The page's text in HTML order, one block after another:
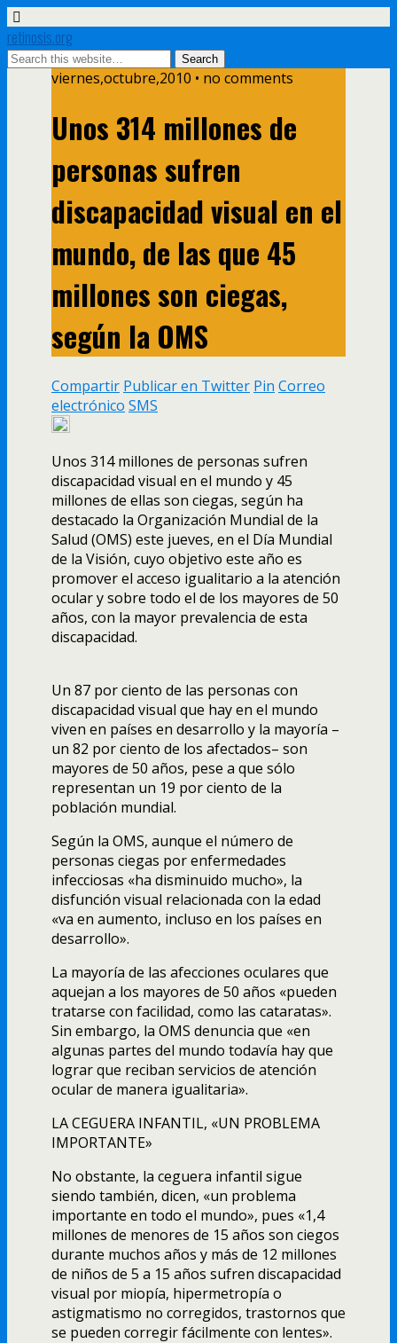
retinosis.org
viernes,octubre,2010 • no comments
Unos 314 millones de
personas sufren
discapacidad visual en el
mundo, de las que 45
millones son ciegas,
según la OMS
Compartir Publicar en Twitter Pin Correo
electrónico SMS
Unos 314 millones de personas sufren
discapacidad visual en el mundo y 45
millones de ellas son ciegas, según ha
destacado la Organización Mundial de la
Salud (OMS) este jueves, en el Dí­a Mundial
de la Visión, cuyo objetivo este año es
promover el acceso igualitario a la atención
ocular y sobre todo el de los mayores de 50
años, con la mayor prevalencia de esta
discapacidad.
Un 87 por ciento de las personas con
discapacidad visual que hay en el mundo
viven en paí­ses en desarrollo y la mayorí­a –
un 82 por ciento de los afectados– son
mayores de 50 años, pese a que sólo
representan un 19 por ciento de la
población mundial.
Según la OMS, aunque el número de
personas ciegas por enfermedades
infecciosas «ha disminuido mucho», la
disfunción visual relacionada con la edad
«va en aumento, incluso en los paí­ses en
desarrollo».
La mayorí­a de las afecciones oculares que
aquejan a los mayores de 50 años «pueden
tratarse con facilidad, como las cataratas».
Sin embargo, la OMS denuncia que «en
algunas partes del mundo todaví­a hay que
lograr que reciban servicios de atención
ocular de manera igualitaria».
LA CEGUERA INFANTIL, «UN PROBLEMA
IMPORTANTE»
No obstante, la ceguera infantil sigue
siendo también, dicen, «un problema
importante en todo el mundo», pues «1,4
millones de menores de 15 años son ciegos
durante muchos años y más de 12 millones
de niños de 5 a 15 años sufren discapacidad
visual por miopí­a, hipermetropí­a o
astigmatismo no corregidos, trastornos que
se pueden corregir fácilmente con lentes».